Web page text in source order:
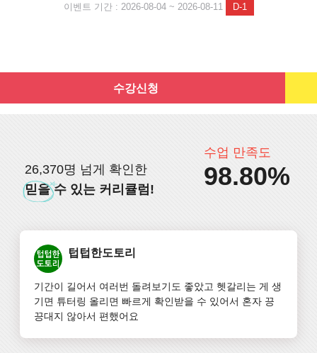
이벤트 기간 : 2026-08-04 ~ 2026-08-11
D-1
수강신청
26,370명 넘게 확인한
믿을수 있는 커리큘럼!
수업 만족도
98.80%
텁텁한도토리
기간이 길어서 여러번 돌려보기도 좋았고 헷갈리는 게 생
기면 튜터링 올리면 빠르게 확인받을 수 있어서 혼자 끙
끙대지 않아서 편했어요